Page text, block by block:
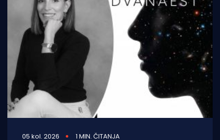
05 kol. 2026 1 MIN. ČITANJA